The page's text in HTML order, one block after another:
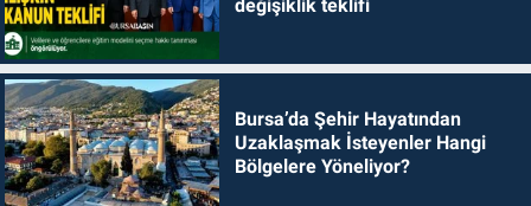
değişiklik teklifi
Bursa’da Şehir Hayatından
Uzaklaşmak İsteyenler Hangi
Bölgelere Yöneliyor?